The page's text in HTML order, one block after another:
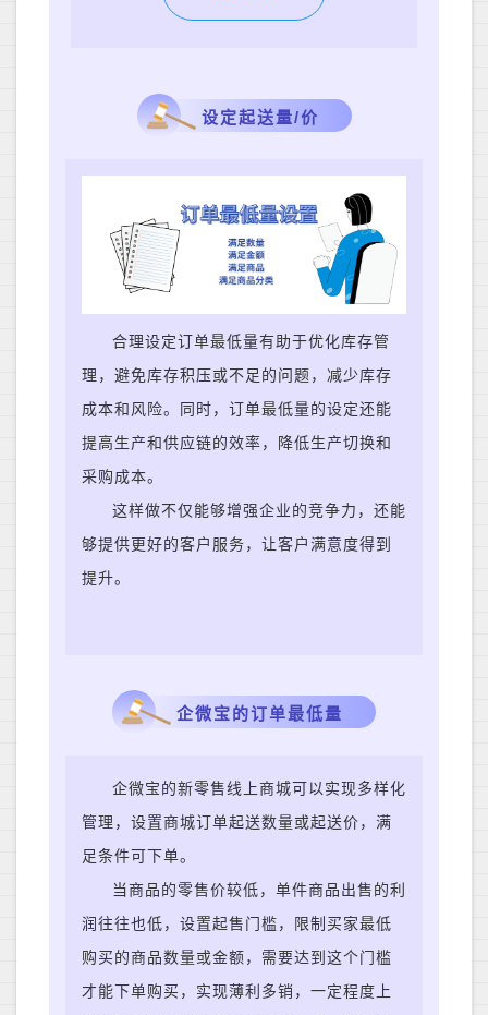
设定起送量/价
合理设定订单最低量有助于优化库存管
理，避免库存积压或不足的问题，减少库存
成本和风险。同时，订单最低量的设定还能
提高生产和供应链的效率，降低生产切换和
采购成本。
这样做不仅能够增强企业的竞争力，还能
够提供更好的客户服务，让客户满意度得到
提升。
企微宝的订单最低量
企微宝的新零售线上商城可以实现多样化
管理，设置商城订单起送数量或起送价，满
足条件可下单。
当商品的零售价较低，单件商品出售的利
润往往也低，设置起售门槛，限制买家最低
购买的商品数量或金额，需要达到这个门槛
才能下单购买，实现薄利多销，一定程度上